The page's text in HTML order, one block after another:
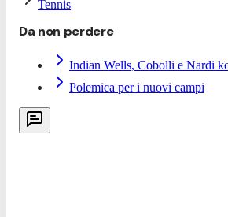
Tennis
Da non perdere
Indian Wells, Cobolli e Nardi
Polemica per i nuovi campi